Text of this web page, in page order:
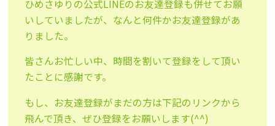
ひめさゆりの公式LINEのお友達登録も併せてお願
いしていましたが、なんと何件かお友達登録があ
りました。
皆さんお忙しい中、時間を割いて登録をして頂い
たことに感謝です。
もし、お友達登録がまだの方は下記のリンクから
飛んで頂き、ぜひ登録をお願いします(^^)